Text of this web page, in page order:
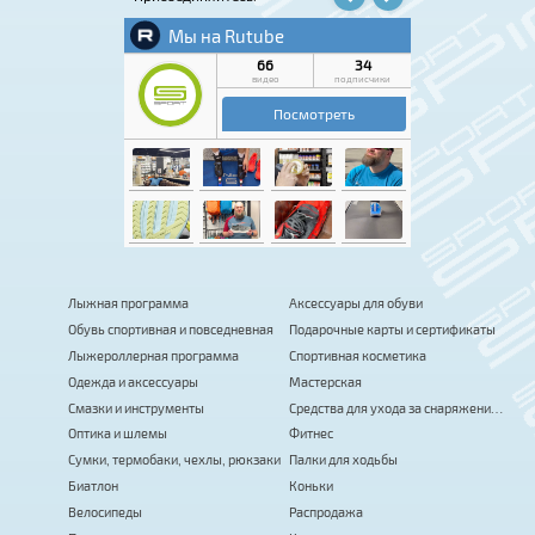
Лыжная программа
Обувь спортивная и повседневная
Лыжероллерная программа
Одежда и аксессуары
Смазки и инструменты
Оптика и шлемы
Сумки, термобаки, чехлы, рюкзаки
Биатлон
Велосипеды
Аксессуары для обуви
Подарочные карты и сертификаты
Спортивная косметика
Мастерская
Средства для ухода за снаряжением
Фитнес
Палки для ходьбы
Коньки
Распродажа